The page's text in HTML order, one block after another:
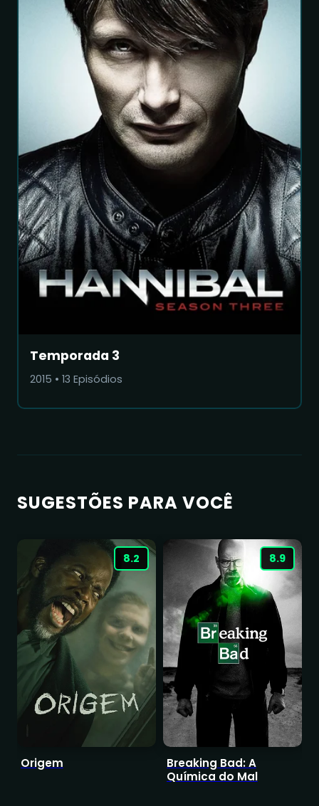
Temporada 3
2015 • 13 Episódios
SUGESTÕES PARA VOCÊ
8.2
Origem
8.9
Breaking Bad: A
Química do Mal